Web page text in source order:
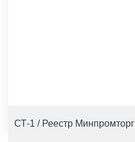
СТ-1 / Реестр Минпромторг